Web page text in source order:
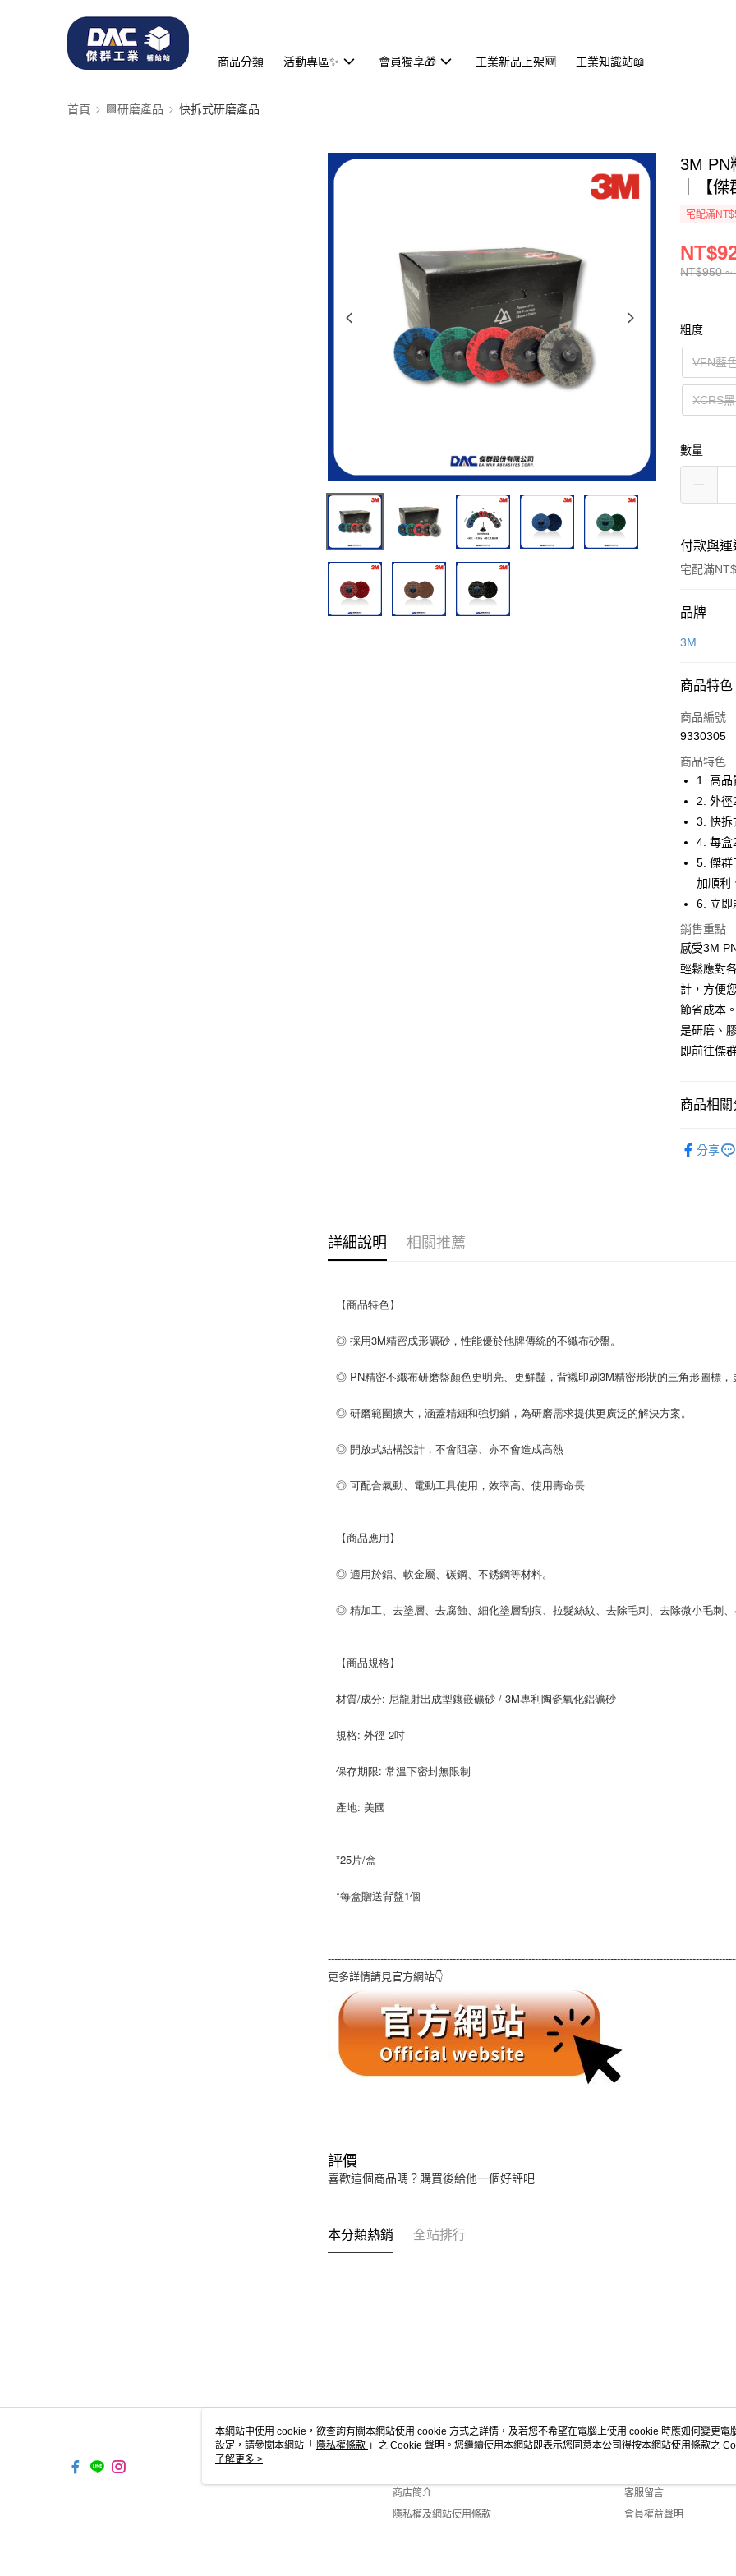
商品分類 活動專區✨ 會員獨享🎁 工業新品上架🆕 工業知識站📖
首頁 🟪研磨產品 快拆式研磨產品
3M PN
｜【
宅配滿
NT$950 ~
粗度
VFN藍
XCRS
數量
付款與運
宅配滿
付款方式
信用卡一次
Apple Pay
街口支付
運送方式
全家取貨
每筆
付款後全
每筆NT$60
7-11取貨
每筆
付款後7-
每筆
新竹物流(
品牌
3M
商品特色
商品編號
9330305
商品特色
1. 高品
2. 外徑
3. 快拆
4. 每盒
5. 傑群
加順利
6. 立即
銷售重點
感受3M
輕鬆應對
計，方便
節省成本
是研磨、
即前往傑
商品相關
分享
詳細說明 相關推薦
【商品特色】
◎ 採用3M精密成形礦砂，性能優於他牌傳統的不織布砂盤。
◎ PN精密不織布研磨盤顏色更明亮、更鮮豔，背襯印刷3M精密形狀的三角形圖標，
◎ 研磨範圍擴大，涵蓋精細和強切銷，為研磨需求提供更廣泛的解決方案。
◎ 開放式結構設計，不會阻塞、亦不會造成高熱
◎ 可配合氣動、電動工具使用，效率高、使用壽命長
【商品應用】
◎ 適用於鋁、軟金屬、碳鋼、不銹鋼等材料。
◎ 精加工、去塗層、去腐蝕、細化塗層刮痕、拉髮絲紋、去除毛刺、去除微小毛刺、
【商品規格】
材質/成分: 尼龍射出成型鑲嵌礦砂 / 3M專利陶瓷氧化鋁礦砂
規格: 外徑 2吋
保存期限: 常溫下密封無限制
產地: 美國
*25片/盒
*每盒贈送背盤1個
更多詳情請見官方網站👇
評價
喜歡這個商品嗎？購買後給他一個好評吧
本分類熱銷 全站排行
關於我們
商店簡介
隱私權及網站使用條款
客服資訊
客服留言
會員權益聲明
本網站中使用 cookie，欲查詢有關本網站使用 cookie 方式之詳情，及若您不希望在電腦上使用 cookie 時應如何變更電
設定，請參閱本網站「 隱私權條款 」之 Cookie 聲明。您繼續使用本網站即表示您同意本公司得按本網站使用條款之
使用 cookie。
了解更多 >